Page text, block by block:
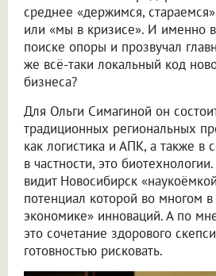
среднее «держимся,
или «мы в кризисе». И именно
поиске опоры и прозвучал
же всё-таки локальный код
бизнеса?
Для Ольги Симагиной он
традиционных региональных
как логистика и АПК, а также в
в частности, это
видит Новосибирск
потенциал которой во многом в
экономике» инноваций. А по
это сочетание здорового
готовностью рисковать.